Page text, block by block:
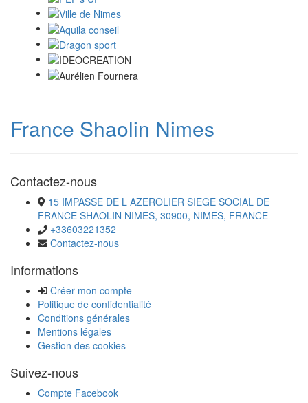
France Shaolin Nimes
Contactez-nous
15 IMPASSE DE L AZEROLIER SIEGE SOCIAL DE
FRANCE SHAOLIN NIMES, 30900, NIMES, FRANCE
+33603221352
Contactez-nous
Informations
Créer mon compte
Politique de confidentialité
Conditions générales
Mentions légales
Gestion des cookies
Suivez-nous
Compte Facebook